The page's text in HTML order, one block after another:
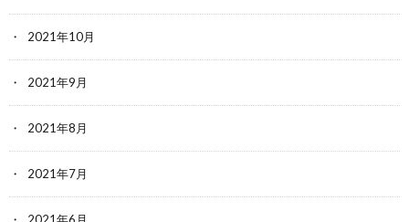
2021年10月
2021年9月
2021年8月
2021年7月